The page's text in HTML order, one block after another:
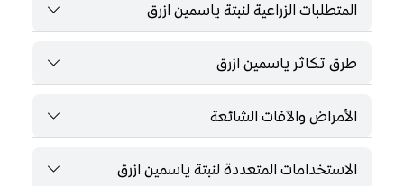
المتطلبات الزراعية لنبتة ياسمين ازرق
طرق تكاثر ياسمين ازرق
الأمراض والآفات الشائعة
الاستخدامات المتعددة لنبتة ياسمين ازرق